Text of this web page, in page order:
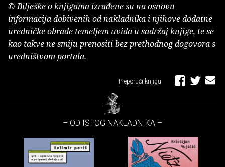
© Bilješke o knjigama izrađene su na osnovu
informacija dobivenih od nakladnika i njihove dodatne
uredničke obrade temeljem uvida u sadržaj knjige, te se
kao takve ne smiju prenositi bez prethodnog dogovora s
uredništvom portala.
Preporuči knjigu
– OD ISTOG NAKLADNIKA –